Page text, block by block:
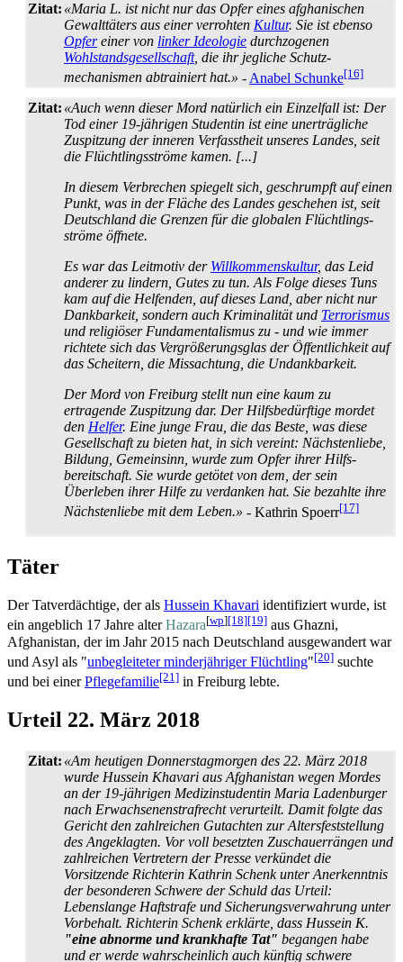
Zitat: «Maria L. ist nicht nur das Opfer eines afghanischen
Gewalttäters aus einer verrohten Kultur. Sie ist ebenso
Opfereiner von linker Ideologie durchzogenen
Wohlstands­gesellschaft, die ihr jegliche Schutz­
mechanismen abtrainiert hat.» - Anabel Schunke[16]
Zitat: «Auch wenn dieser Mord natürlich ein Einzelfall ist: Der
Tod einer 19-jährigen Studentin ist eine unerträgliche
Zuspitzung der inneren Verfasstheit unseres Landes, seit
die Flüchtlings­ströme kamen. [...]
In diesem Verbrechen spiegelt sich, geschrumpft auf einen
Punkt, was in der Fläche des Landes geschehen ist, seit
Deutschland die Grenzen für die globalen Flüchtlings­
ströme öffnete.
Es war das Leitmotiv der Willkommenskultur, das Leid
anderer zu lindern, Gutes zu tun. Als Folge dieses Tuns
kam auf die Helfenden, auf dieses Land, aber nicht nur
Dankbarkeit, sondern auch Kriminalität und Terrorismus
und religiöser Fundamentalismus zu - und wie immer
richtete sich das Vergrößerungs­glas der Öffentlichkeit auf
das Scheitern, die Missachtung, die Undankbarkeit.
Der Mord von Freiburg stellt nun eine kaum zu
ertragende Zuspitzung dar. Der Hilfs­bedürftige mordet
den Helfer. Eine junge Frau, die das Beste, was diese
Gesellschaft zu bieten hat, in sich vereint: Nächstenliebe,
Bildung, Gemeinsinn, wurde zum Opfer ihrer Hilfs­
bereitschaft. Sie wurde getötet von dem, der sein
Überleben ihrer Hilfe zu verdanken hat. Sie bezahlte ihre
Nächstenliebe mit dem Leben.» - Kathrin Spoerr[17]
Täter
Der Tatverdächtige, der als Hussein Khavari identifiziert wurde, ist
ein angeblich 17 Jahre alterHazara[wp][18][19] aus Ghazni,
Afghanistan, der im Jahr 2015 nach Deutschland ausgewandert war
und Asyl als "unbegleiteter minderjähriger Flüchtling"[20] suchte
und bei einerPflegefamilie[21] in Freiburg lebte.
Urteil 22. März 2018
Zitat: «Am heutigen Donnerstagmorgen des 22. März 2018
wurde Hussein Khavari aus Afghanistan wegen Mordes
an der 19-jährigen Medizin­studentin Maria Ladenburger
nach Erwachsenen­strafrecht verurteilt. Damit folgte das
Gericht den zahlreichen Gutachten zur Alters­fest­stellung
des Angeklagten. Vor voll besetzten Zuschauer­rängen und
zahlreichen Vertretern der Presse verkündet die
Vorsitzende Richterin Kathrin Schenk unter Anerkenntnis
der besonderen Schwere der Schuld das Urteil:
Lebenslange Haftstrafe und Sicherungs­verwahrung unter
Vorbehalt. Richterin Schenk erklärte, dass Hussein K.
"eine abnorme und krankhafte Tat" begangen habe
und er werde wahrscheinlich auch künftig schwere